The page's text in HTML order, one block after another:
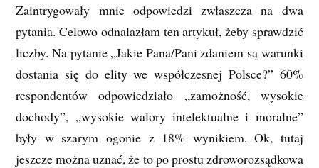
Zaintrygowały mnie odpowiedzi zwłaszcza na dwa
pytania. Celowo odnalazłam ten artykuł, żeby sprawdzić
liczby. Na pytanie „Jakie Pana/Pani zdaniem są warunki
dostania się do elity we współczesnej Polsce?” 60%
respondentów odpowiedziało „zamożność, wysokie
dochody”, „wysokie walory intelektualne i moralne”
były w szarym ogonie z 18% wynikiem. Ok, tutaj
jeszcze można uznać, że to po prostu zdroworozsądkowa